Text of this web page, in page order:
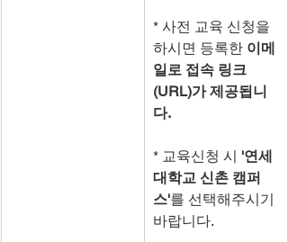
* 사전 교육 신청을
하시면 등록한 이메
일로 접속 링크
(URL)가 제공됩니
다.
* 교육신청 시 '연세
대학교 신촌 캠퍼
스'를 선택해주시기
바랍니다.